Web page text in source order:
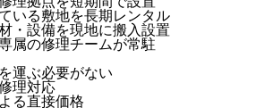
いる敷地を長期レンタル
・設備を現地に搬入設置
属の修理チームが常駐
運ぶ必要がない
理対応
る直接価格